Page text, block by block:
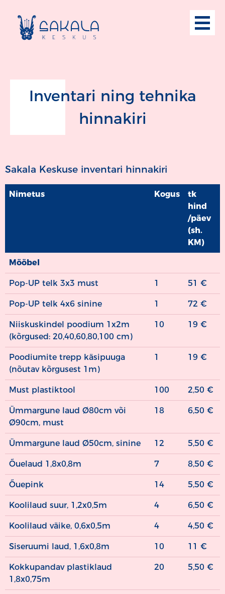
Inventari ning tehnika
hinnakiri
Sakala Keskuse inventari hinnakiri
Nimetus Kogus
tk
hind
/päev
(sh.
KM)
Nimetus
/päev
(sh.
KM)
Mööbel
Pop-UP telk 3x3 must 1 51 €
Pop-UP telk 4x6 sinine 1 72 €
Niiskuskindel poodium 1x2m
(kõrgused: 20,40,60,80,100 cm)
10 19 €
Poodiumite trepp käsipuuga
(nõutav kõrgusest 1m)
1 19 €
Must plastiktool 100 2,50 €
Ümmargune laud Ø80cm või
Ø90cm, must
18 6,50 €
Ümmargune laud Ø50cm, sinine 12 5,50 €
Õuelaud 1,8x0,8m 7 8,50 €
Õuepink 14 5,50 €
Koolilaud suur, 1,2x0,5m 4 6,50 €
Koolilaud väike, 0,6x0,5m 4 4,50 €
Siseruumi laud, 1,6x0,8m 10 11 €
Kokkupandav plastiklaud
1,8x0,75m
20 5,50 €